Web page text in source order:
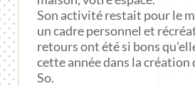
Son activité restait pour le
un cadre personnel et
retours ont été si bons
cette année dans la création
So.